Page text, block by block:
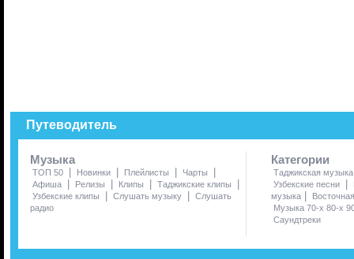
Путеводитель
Музыка
ТОП 50 | Новинки | Плейлисты | Чарты |
Афиша | Релизы | Клипы | Таджикские клипы |
Узбекские клипы | Слушать музыку | Слушать
радио
Категории
Таджикская музыка
Узбекские песни
|
музыка |
Музыка 70-х 80-х
Саундтреки